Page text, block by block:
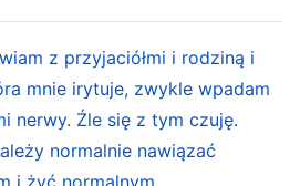
teraz zaniedbuje
skupiając się jedynie na
modlitw. To jest ich
życie. I większość ludzi
z przyjaciółmi i rodziną i
mnie irytuje, zwykle wpadam
nerwy. Źle się z tym czuję.
normalnie nawiązać
i żyć normalnym